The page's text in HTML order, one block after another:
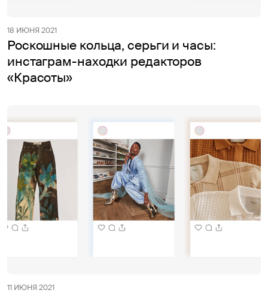
18 ИЮНЯ 2021
Роскошные кольца, серьги и часы:
инстаграм-находки редакторов
«Красоты»
11 ИЮНЯ 2021